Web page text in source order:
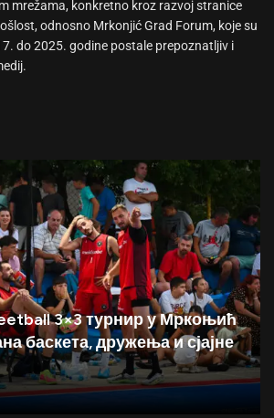
mrežama, konkretno kroz razvoj stranice
odnosno Mrkonjić Grad Forum, koje su
do 2025. godine postale prepoznatljiv i
3×3 турнир у Мркоњић
баскета, дружења и сјајне